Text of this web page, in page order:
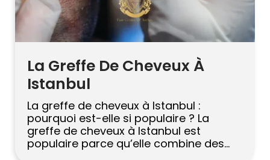
La Greffe De Cheveux À
Istanbul
La greffe de cheveux à Istanbul :
pourquoi est-elle si populaire ? La
greffe de cheveux à Istanbul est
populaire parce qu’elle combine des